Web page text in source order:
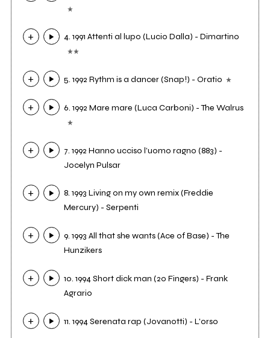
4. 1991 Attenti al lupo (Lucio Dalla) - Dimartino
5. 1992 Rythm is a dancer (Snap!) - Oratio
6. 1992 Mare mare (Luca Carboni) - The Walrus
7. 1992 Hanno ucciso l’uomo ragno (883) -
Jocelyn Pulsar
8. 1993 Living on my own remix (Freddie
Mercury) - Serpenti
9. 1993 All that she wants (Ace of Base) - The
Hunzikers
10. 1994 Short dick man (20 Fingers) - Frank
Agrario
11. 1994 Serenata rap (Jovanotti) - L'orso